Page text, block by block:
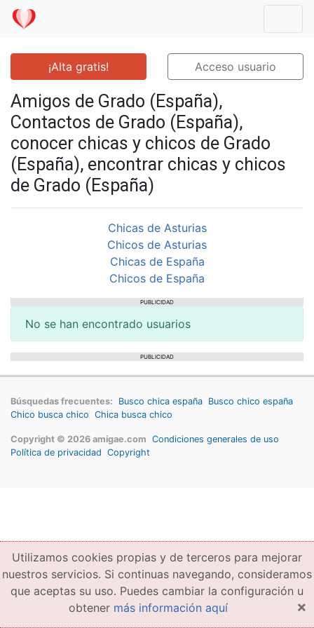
¡Alta gratis! Acceso usuario
Amigos de Grado (España),
Contactos de Grado (España),
conocer chicas y chicos de Grado
(España), encontrar chicas y chicos
de Grado (España)
Chicas de Asturias
Chicos de Asturias
Chicas de España
Chicos de España
PUBLICIDAD
No se han encontrado usuarios
PUBLICIDAD
Búsquedas frecuentes: Busco chica españa Busco chico españa
Chico busca chico Chica busca chico
Copyright © 2026 amigae.com Condiciones generales de uso
Política de privacidad Copyright
Utilizamos cookies propias y de terceros para mejorar
nuestros servicios. Si continuas navegando, consideramos
que aceptas su uso. Puedes cambiar la configuración u
obtener más información aquí ×